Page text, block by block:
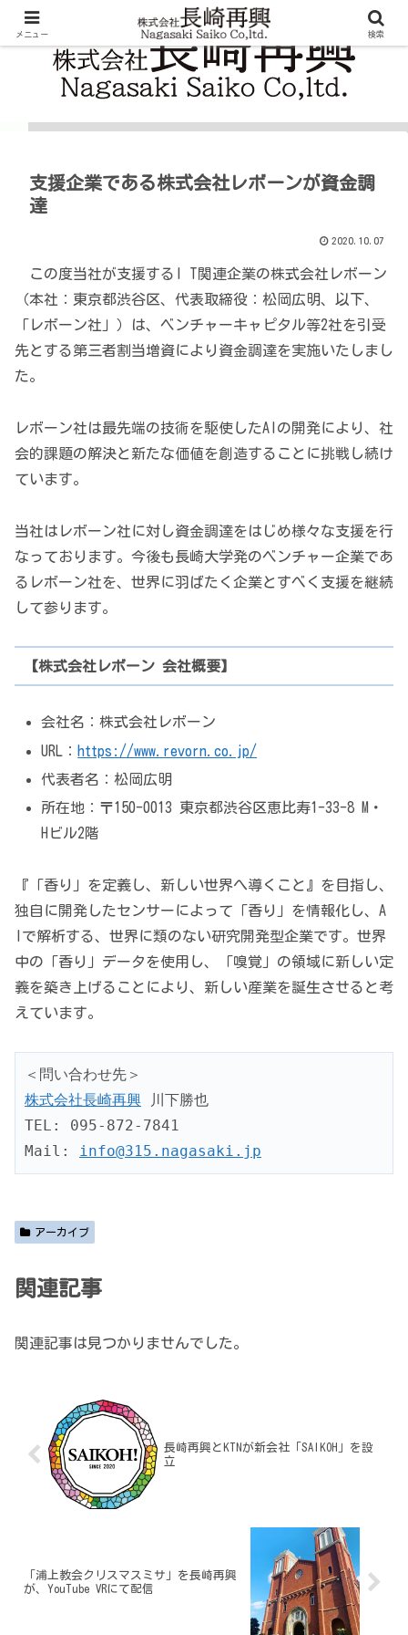
支援企業である株式会社レボーンが資金調
達
2020.10.07
この度当社が支援するI T関連企業の株式会社レボーン
（本社：東京都渋谷区、代表取締役：松岡広明、以下、
「レボーン社」）は、ベンチャーキャピタル等2社を引受
先とする第三者割当増資により資金調達を実施いたしまし
た。
レボーン社は最先端の技術を駆使したAIの開発により、社
会的課題の解決と新たな価値を創造することに挑戦し続け
ています。
当社はレボーン社に対し資金調達をはじめ様々な支援を行
なっております。今後も長崎大学発のベンチャー企業であ
るレボーン社を、世界に羽ばたく企業とすべく支援を継続
して参ります。
【株式会社レボーン 会社概要】
会社名：株式会社レボーン
URL： https://www.revorn.co.jp/
代表者名：松岡広明
所在地：〒150-0013 東京都渋谷区恵比寿1-33-8 M・
Hビル2階
『「香り」を定義し、新しい世界へ導くこと』を目指し、
独自に開発したセンサーによって「香り」を情報化し、A
Iで解析する、世界に類のない研究開発型企業です。世界
中の「香り」データを使用し、「嗅覚」の領域に新しい定
義を築き上げることにより、新しい産業を誕生させると考
えています。
株式会社長崎再興 川下勝也
TEL: 095-872-7841
Mail:
info@315.nagasaki.jp
アーカイブ
関連記事
関連記事は見つかりませんでした。
長崎再興とKTNが新会社「SAIKOH」を設
立
「浦上教会クリスマスミサ」を長崎再興
が、YouTube VRにて配信
メニュー 検索